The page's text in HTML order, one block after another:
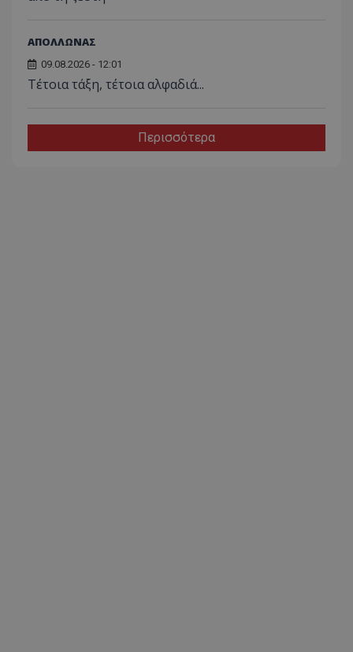
ΑΠΟΛΛΩΝΑΣ
09.08.2026 - 12:01
Τέτοια τάξη, τέτοια αλφαδιά...
Περισσότερα